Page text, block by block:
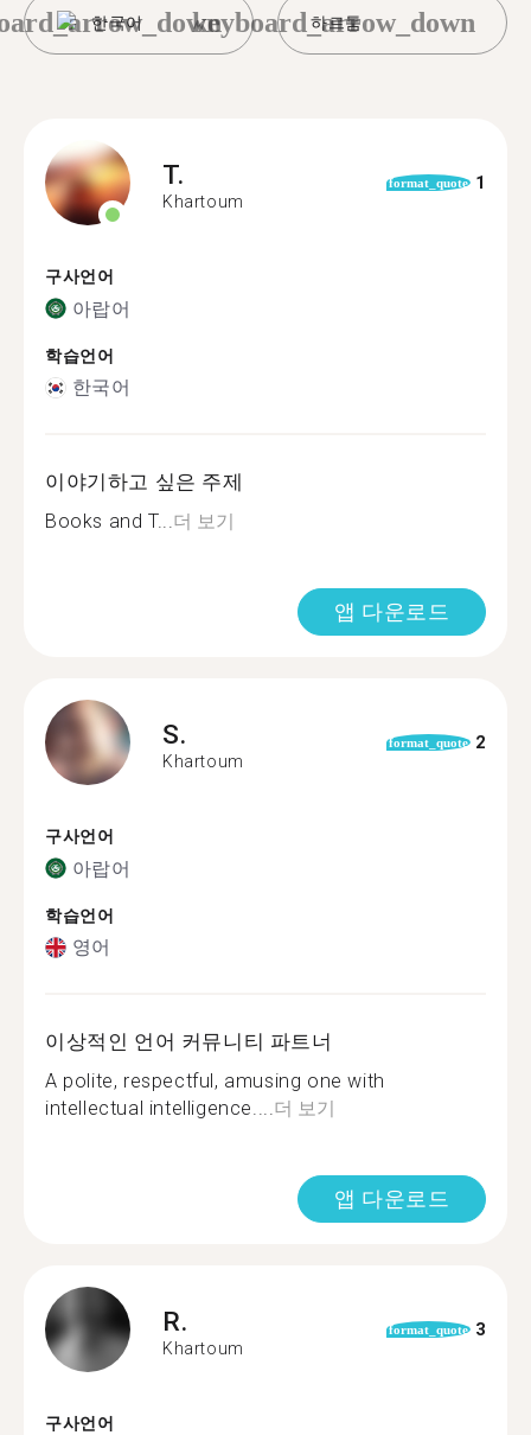
한국어 하르툼
keyboard_arrow_down
T.
Khartoum
format_quote 1
구사언어
아랍어
학습언어
한국어
이야기하고 싶은 주제
Books and T...더 보기
앱 다운로드
S.
Khartoum
format_quote 2
구사언어
아랍어
학습언어
영어
이상적인 언어 커뮤니티 파트너
A polite, respectful, amusing one with
intellectual intelligence....더 보기
앱 다운로드
R.
Khartoum
format_quote 3
구사언어